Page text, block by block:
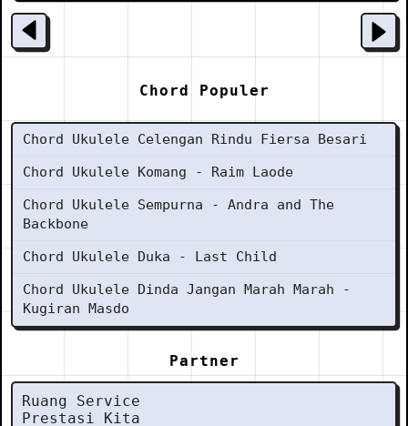
Chord Populer
Chord Ukulele Celengan Rindu Fiersa Besari
Chord Ukulele Komang - Raim Laode
Chord Ukulele Sempurna - Andra and The
Backbone
Chord Ukulele Duka - Last Child
Chord Ukulele Dinda Jangan Marah Marah -
Kugiran Masdo
Partner
Ruang Service
Prestasi Kita